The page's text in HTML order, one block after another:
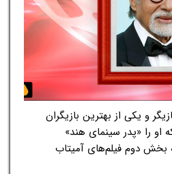
و یکی از بهترین بازیگران
او را «پدر سینمای هند»
بخش دوم فیلم‌های آمیتاب